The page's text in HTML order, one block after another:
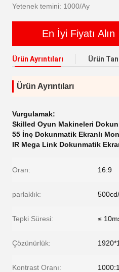
Yetenek temini: 1000/Ay
En İyi Fiyatı Alın
Ürün Ayrıntıları Ürün
Ürün Ayrıntıları
Vurgulamak:
Skilled Oyun Makineleri
55 İnç Dokunmatik Ekranlı
IR Mega Link Dokunmatik
Oran: 16:9
parlaklık:
Tepki Süresi: ≤
Çözünürlük:
Kontrast Oranı: 1000:1